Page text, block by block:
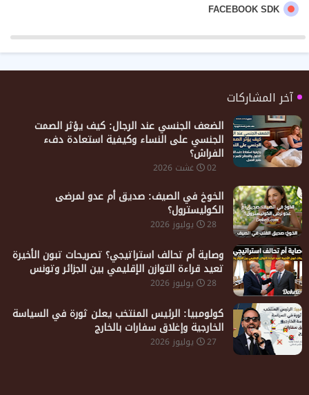
FACEBOOK SDK
آخر المشاركات
الضعف الجنسي عند الرجال: كيف يؤثر الصمت
الجنسي على النساء وكيفية استعادة دفء
الفراش؟
02 غشت 2026
الخوخ في الصيف: صديق أم عدو لمرضى
الكوليسترول؟
28 يوليوز 2026
​وصاية أم تحالف استراتيجي؟ تصريحات تبون الأخيرة
تعيد قراءة التوازن الإقليمي بين الجزائر وتونس
28 يوليوز 2026
كولومبيا: الرئيس المنتخب يعلن ثورة في السياسة
الخارجية وإغلاق سفارات بالخارج
27 يوليوز 2026